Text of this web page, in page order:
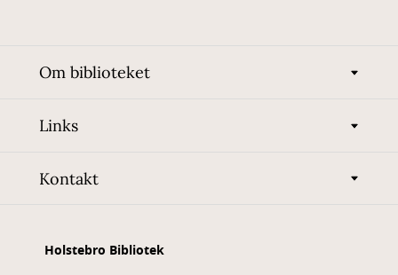
Om biblioteket
Links
Kontakt
Holstebro Bibliotek